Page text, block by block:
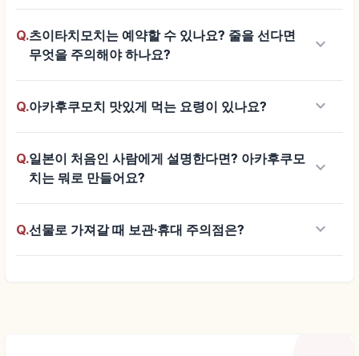
Q.츠이타치모치는 예약할 수 있나요? 줄을 선다면
무엇을 주의해야 하나요?
keyboard_arrow_down
Q.아카후쿠모치 맛있게 먹는 요령이 있나요? keyboard_arrow_down
Q.일본이 처음인 사람에게 설명한다면? 아카후쿠모
치는 뭐로 만들어요?
keyboard_arrow_down
Q.선물로 가져갈 때 보관·휴대 주의점은? keyboard_arrow_down